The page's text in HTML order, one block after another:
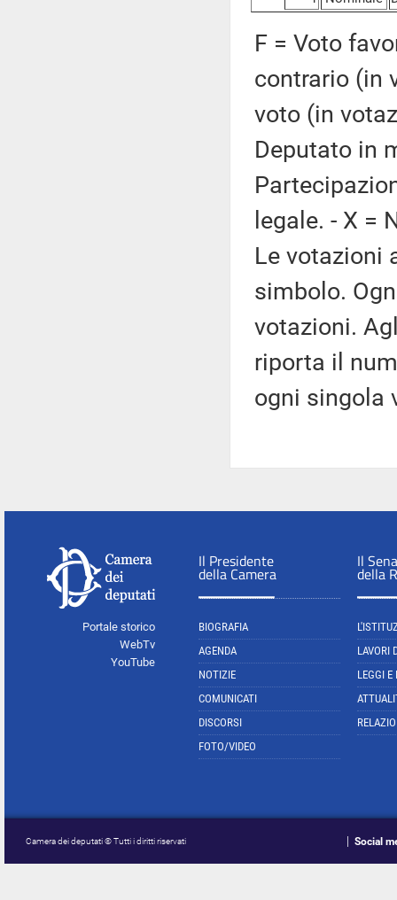
F = Voto
contrario (in
voto (in
Deputato in
legale. - X =
Le votazioni
simbolo.
votazioni.
riporta il
ogni singola
Portale storico
WebTv
YouTube
Il Presidente
della Camera
BIOGRAFIA
AGENDA
NOTIZIE
COMUNICATI
DISCORSI
FOTO/VIDEO
Il
della
LAVORI
LEGGI E
Camera dei deputati © Tutti i diritti riservati Social